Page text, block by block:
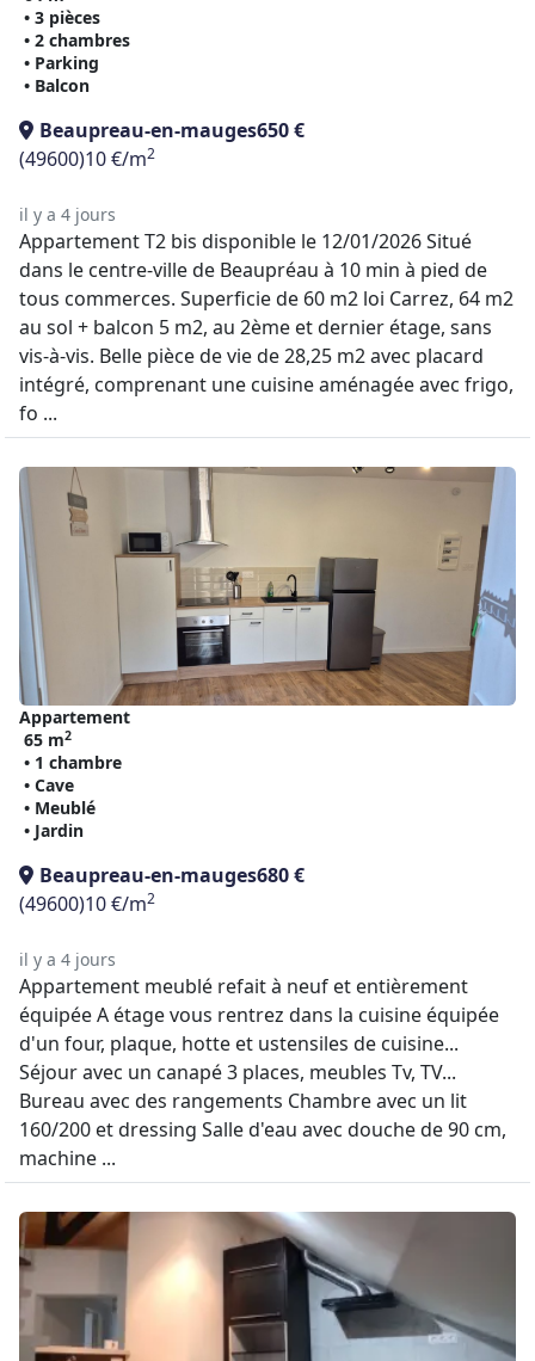
• 3 pièces
• 2 chambres
• Parking
• Balcon
Beaupreau-en-mauges650 €
(49600)10 €/m2
il y a 4 jours
Appartement T2 bis disponible le 12/01/2026 Situé
dans le centre-ville de Beaupréau à 10 min à pied de
tous commerces. Superficie de 60 m2 loi Carrez, 64 m2
au sol + balcon 5 m2, au 2ème et dernier étage, sans
vis-à-vis. Belle pièce de vie de 28,25 m2 avec placard
intégré, comprenant une cuisine aménagée avec frigo,
fo ...
Appartement
65 m2
• 1 chambre
• Cave
• Meublé
• Jardin
Beaupreau-en-mauges680 €
(49600)10 €/m2
il y a 4 jours
Appartement meublé refait à neuf et entièrement
équipée A étage vous rentrez dans la cuisine équipée
d'un four, plaque, hotte et ustensiles de cuisine...
Séjour avec un canapé 3 places, meubles Tv, TV...
Bureau avec des rangements Chambre avec un lit
160/200 et dressing Salle d'eau avec douche de 90 cm,
machine ...